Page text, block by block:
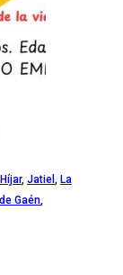
Híjar, Jatiel , La
Gaén,